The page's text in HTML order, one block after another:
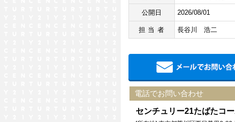
公開日 2026/08/01
担当者 長谷川 浩二
電話でお問い合わせ
センチュリー21たばたコ